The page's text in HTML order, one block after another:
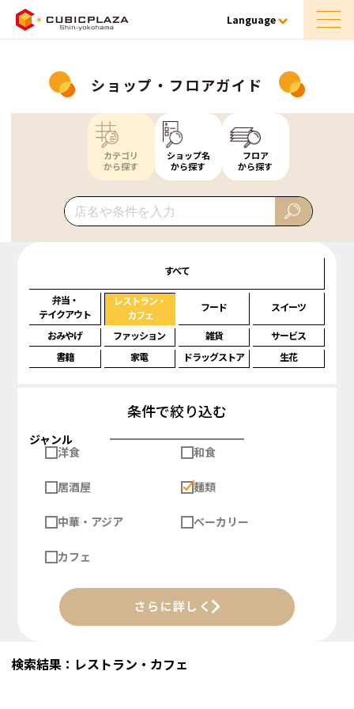
Language
ショップ・フロアガイド
カテゴリ
から探す
ショップ名
から探す
フロア
から探す
すべて
弁当・
テイクアウト
レストラン・
カフェ
フード スイーツ
おみやげ ファッション 雑貨
サービス
書籍
家電 ドラッグストア 生花
条件で絞り込む
ジャンル
洋食
和食
居酒屋 麺類
中華・アジア ベーカリー
カフェ
さらに詳しく
検索結果：レストラン・カフェ